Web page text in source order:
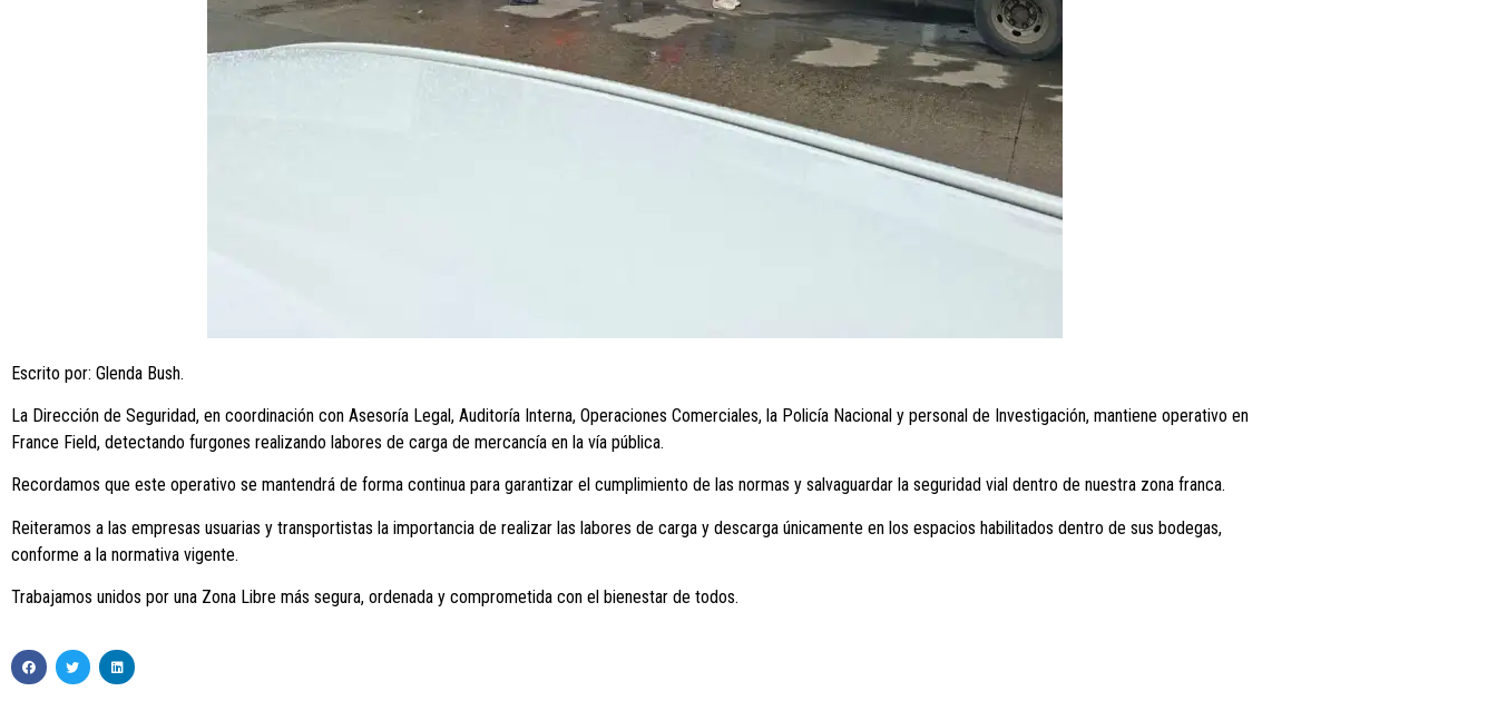
Escrito por: Glenda Bush.
La Dirección de Seguridad, en coordinación con Asesoría Legal, Auditoría Interna, Operaciones Comerciales, la Policía Nacional y personal de Investigación, mantiene operativo en
France Field, detectando furgones realizando labores de carga de mercancía en la vía pública.
Recordamos que este operativo se mantendrá de forma continua para garantizar el cumplimiento de las normas y salvaguardar la seguridad vial dentro de nuestra zona franca.
Reiteramos a las empresas usuarias y transportistas la importancia de realizar las labores de carga y descarga únicamente en los espacios habilitados dentro de sus bodegas,
conforme a la normativa vigente.
Trabajamos unidos por una Zona Libre más segura, ordenada y comprometida con el bienestar de todos.